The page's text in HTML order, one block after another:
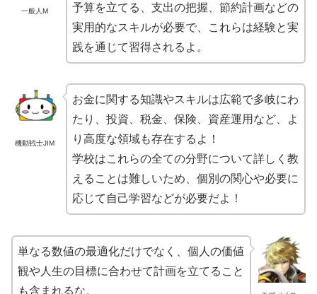
一般人M
予算を立てる、支出の把握、節約計画などの
実用的なスキルが必要で、これらは経験と実
践を通じて習得されるよ。
機動戦士JIM
お金に関する知識やスキルは広範で多岐にわ
たり、投資、税金、保険、資産運用など、よ
り高度な領域も存在するよ！
学校はこれらの全ての分野について詳しく教
えることは難しいため、個別の関心や必要に
応じて自己学習などが必要だよ！
単なる数値の最適化だけでなく、個人の価値
観や人生の目標に合わせて計画を立てること
も含まれるな。